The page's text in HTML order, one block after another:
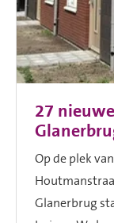
27
Op de plek
Glanerbrug